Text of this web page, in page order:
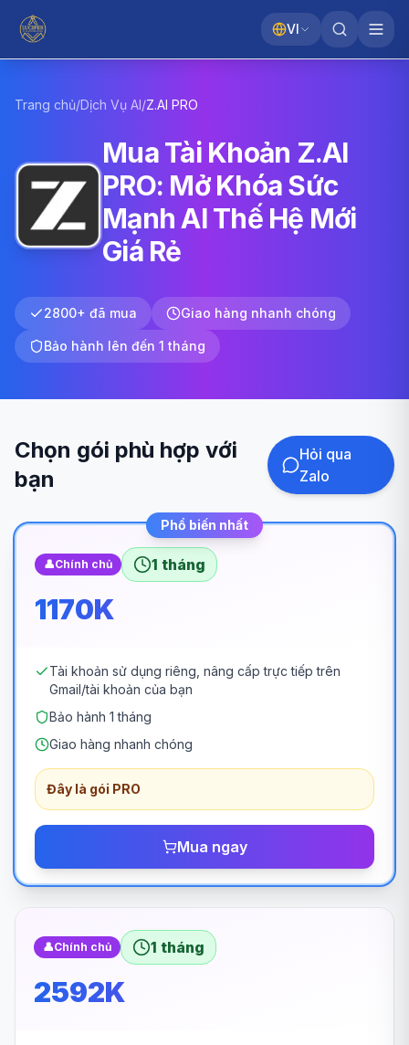
VI
Trang chủ/Dịch Vụ AI/Z.AI PRO
Mua Tài Khoản Z.AI
PRO: Mở Khóa Sức
Mạnh AI Thế Hệ Mới
Giá Rẻ
2800+ đã mua Giao hàng nhanh chóng
Bảo hành lên đến 1 tháng
Chọn gói phù hợp với
bạn
Hỏi qua
Zalo
Phổ biến nhất
👤Chính chủ 1 tháng
1170K
Tài khoản sử dụng riêng, nâng cấp trực tiếp trên
Gmail/tài khoản của bạn
Bảo hành 1 tháng
Giao hàng nhanh chóng
Đây là gói PRO
Mua ngay
👤Chính chủ 1 tháng
2592K